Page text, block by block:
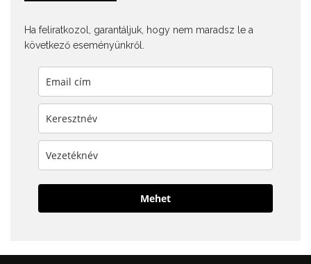
Ha feliratkozol, garantáljuk, hogy nem maradsz le a
következő eseményünkről.
Mehet